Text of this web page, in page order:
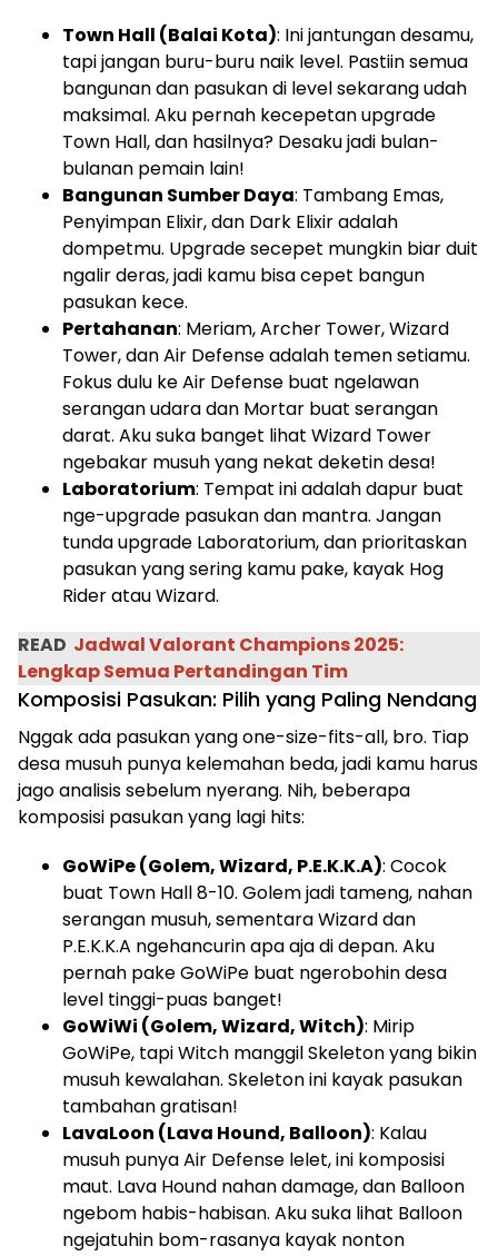
Town Hall (Balai Kota): Ini jantungan desamu,
tapi jangan buru-buru naik level. Pastiin semua
bangunan dan pasukan di level sekarang udah
maksimal. Aku pernah kecepetan upgrade
Town Hall, dan hasilnya? Desaku jadi bulan-
bulanan pemain lain!
Bangunan Sumber Daya: Tambang Emas,
Penyimpan Elixir, dan Dark Elixir adalah
dompetmu. Upgrade secepet mungkin biar duit
ngalir deras, jadi kamu bisa cepet bangun
pasukan kece.
Pertahanan: Meriam, Archer Tower, Wizard
Tower, dan Air Defense adalah temen setiamu.
Fokus dulu ke Air Defense buat ngelawan
serangan udara dan Mortar buat serangan
darat. Aku suka banget lihat Wizard Tower
ngebakar musuh yang nekat deketin desa!
Laboratorium: Tempat ini adalah dapur buat
nge-upgrade pasukan dan mantra. Jangan
tunda upgrade Laboratorium, dan prioritaskan
pasukan yang sering kamu pake, kayak Hog
Rider atau Wizard.
READ Jadwal Valorant Champions 2025:
Lengkap Semua Pertandingan Tim
Komposisi Pasukan: Pilih yang Paling Nendang
Nggak ada pasukan yang one-size-fits-all, bro. Tiap
desa musuh punya kelemahan beda, jadi kamu harus
jago analisis sebelum nyerang. Nih, beberapa
komposisi pasukan yang lagi hits:
GoWiPe (Golem, Wizard, P.E.K.K.A): Cocok
buat Town Hall 8-10. Golem jadi tameng, nahan
serangan musuh, sementara Wizard dan
P.E.K.K.A ngehancurin apa aja di depan. Aku
pernah pake GoWiPe buat ngerobohin desa
level tinggi-puas banget!
GoWiWi (Golem, Wizard, Witch): Mirip
GoWiPe, tapi Witch manggil Skeleton yang bikin
musuh kewalahan. Skeleton ini kayak pasukan
tambahan gratisan!
LavaLoon (Lava Hound, Balloon): Kalau
musuh punya Air Defense lelet, ini komposisi
maut. Lava Hound nahan damage, dan Balloon
ngebom habis-habisan. Aku suka lihat Balloon
ngejatuhin bom-rasanya kayak nonton